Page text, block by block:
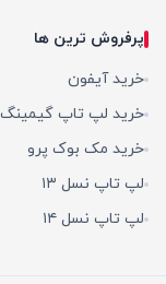
پرفروش ترین ها
خرید آیفون
خرید لپ تاپ گیمینگ
خرید مک بوک پرو
لپ تاپ نسل ۱۳
لپ تاپ نسل ۱۴